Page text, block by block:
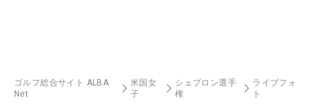
ゴルフ総合サイト ALBA
Net
米国女
子
シェブロン選手
権
ライブフォ
ト